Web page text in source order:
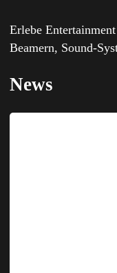
Erlebe
Beamern, Sound-
News